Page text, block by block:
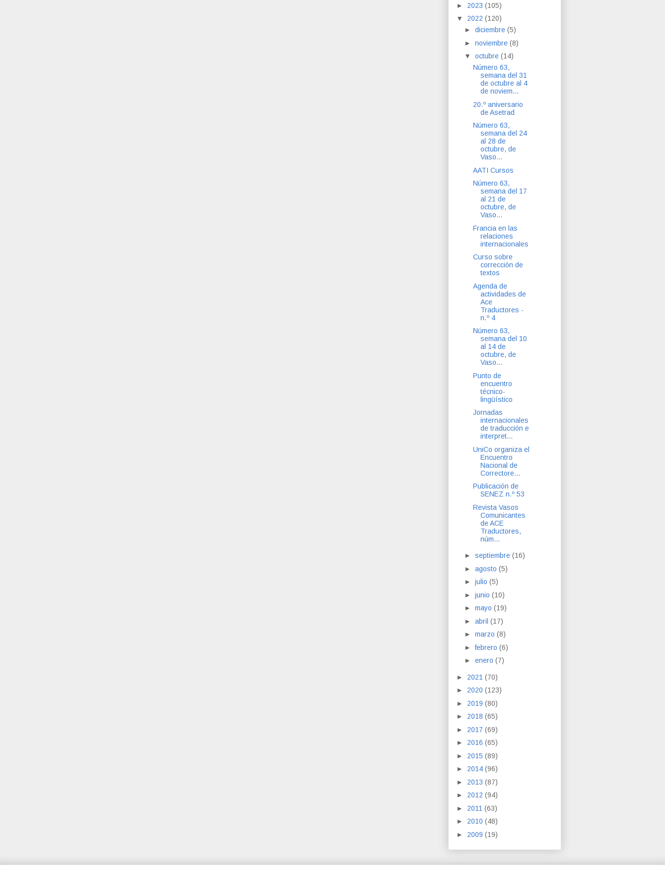
► 2023 (105)
▼ 2022 (120)
►diciembre(5)
►noviembre(8)
▼octubre(14)
Número 63,
semana del 31
de octubre al 4
de noviem...
20.º aniversario
de Asetrad
Número 63,
semana del 24
al 28 de
octubre, de
Vaso...
AATI Cursos
Número 63,
semana del 17
al 21 de
octubre, de
Vaso...
Francia en las
relaciones
internacionales
Curso sobre
corrección de
textos
Agenda de
actividades de
Ace
Traductores -
n.º 4
Número 63,
semana del 10
al 14 de
octubre, de
Vaso...
Punto de
encuentro
técnico-
lingüístico
Jornadas
internacionales
de traducción e
interpret...
UniCo organiza el
Encuentro
Nacional de
Correctore...
Publicación de
SENEZ n.º 53
Revista Vasos
Comunicantes
de ACE
Traductores,
núm...
►septiembre(16)
►agosto(5)
►julio(5)
►junio(10)
►mayo(19)
►abril(17)
►marzo(8)
►febrero(6)
►enero(7)
► 2021 (70)
► 2020 (123)
► 2019 (80)
► 2018 (65)
► 2017 (69)
► 2016 (65)
► 2015 (89)
► 2014 (96)
► 2013 (87)
► 2012 (94)
► 2011 (63)
► 2010 (48)
► 2009 (19)